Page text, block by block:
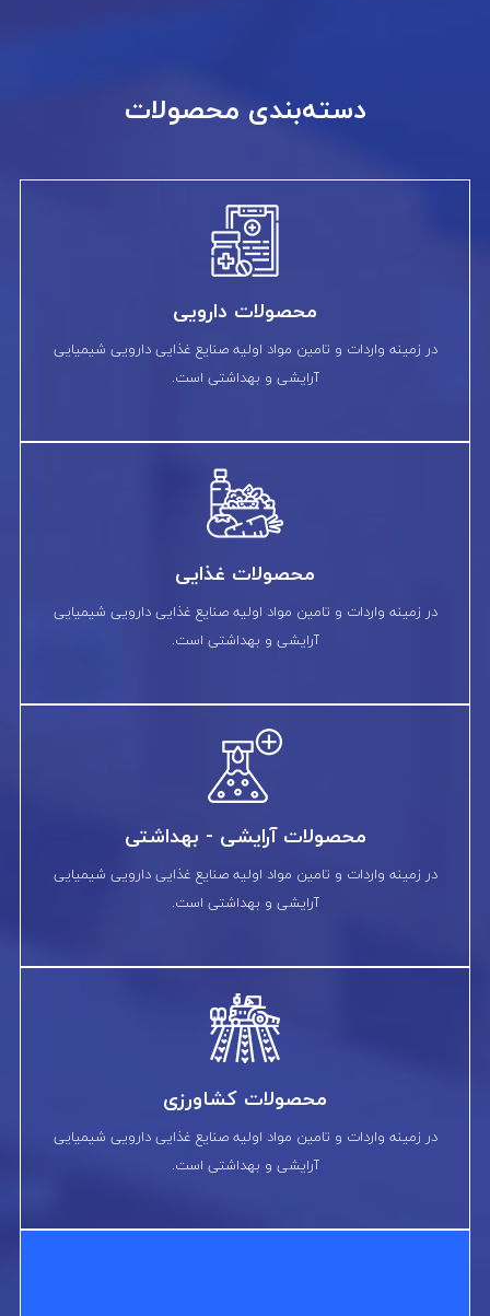
دسته‌بندی محصولات
محصولات دارویی
در زمینه واردات و تامین مواد اولیه صنایع غذایی دارویی شیمیایی
آرایشی و بهداشتی است.
محصولات غذایی
در زمینه واردات و تامین مواد اولیه صنایع غذایی دارویی شیمیایی
آرایشی و بهداشتی است.
محصولات آرایشی - بهداشتی
در زمینه واردات و تامین مواد اولیه صنایع غذایی دارویی شیمیایی
آرایشی و بهداشتی است.
محصولات کشاورزی
در زمینه واردات و تامین مواد اولیه صنایع غذایی دارویی شیمیایی
آرایشی و بهداشتی است.